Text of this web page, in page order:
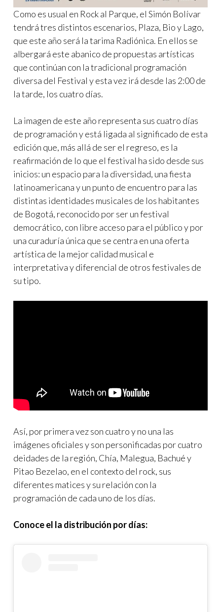
Como es usual en Rock al Parque, el Simón Bolívar
tendrá tres distintos escenarios, Plaza, Bio y Lago,
que este año será la tarima Radiónica. En ellos se
albergará este abanico de propuestas artísticas
que continúan con la tradicional programación
diversa del Festival y esta vez irá desde las 2:00 de
la tarde, los cuatro días.
La imagen de este año representa sus cuatro días
de programación y está ligada al significado de esta
edición que, más allá de ser el regreso, es la
reafirmación de lo que el festival ha sido desde sus
inicios: un espacio para la diversidad, una fiesta
latinoamericana y un punto de encuentro para las
distintas identidades musicales de los habitantes
de Bogotá, reconocido por ser un festival
democrático, con libre acceso para el público y por
una curaduría única que se centra en una oferta
artística de la mejor calidad musical e
interpretativa y diferencial de otros festivales de
su tipo.
Así, por primera vez son cuatro y no una las
imágenes oficiales y son personificadas por cuatro
deidades de la región, Chía, Malegua, Bachué y
Pitao Bezelao, en el contexto del rock, sus
diferentes matices y su relación con la
programación de cada uno de los días.
Conoce el la distribución por días: